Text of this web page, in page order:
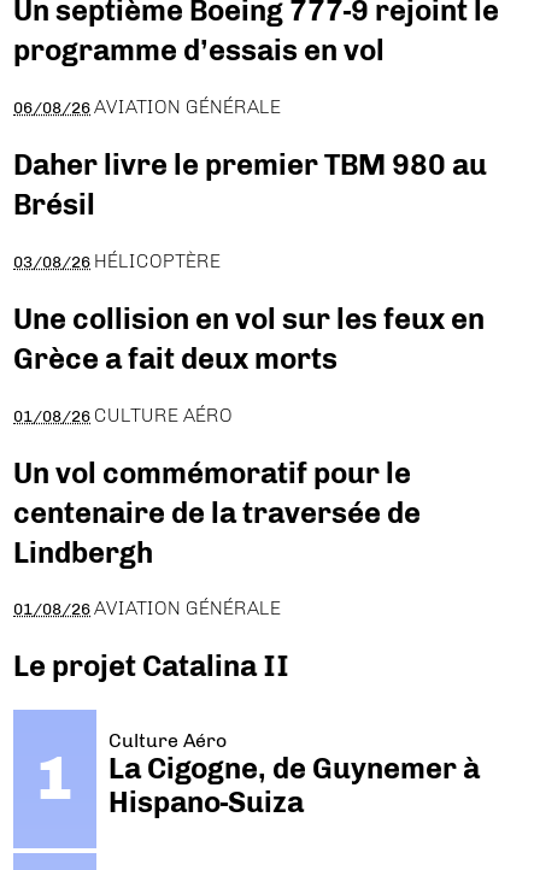
Un septième Boeing 777-9 rejoint le
programme d’essais en vol
06/08/26 AVIATION GÉNÉRALE
Daher livre le premier TBM 980 au
Brésil
03/08/26 HÉLICOPTÈRE
Une collision en vol sur les feux en
Grèce a fait deux morts
01/08/26 CULTURE AÉRO
Un vol commémoratif pour le
centenaire de la traversée de
Lindbergh
01/08/26 AVIATION GÉNÉRALE
Le projet Catalina II
Culture Aéro
La Cigogne, de Guynemer à
Hispano-Suiza